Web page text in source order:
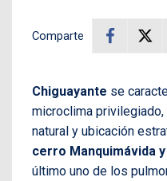
Comparte
Chiguayante se
microclima
natural y ubicación
cerro Manquimávida
último uno de los